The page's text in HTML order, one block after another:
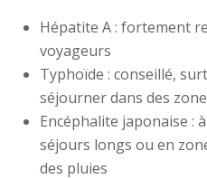
Hépatite A : fortement
voyageurs
Typhoïde : conseillé,
séjourner dans des
Encéphalite japonaise :
séjours longs ou en
des pluies